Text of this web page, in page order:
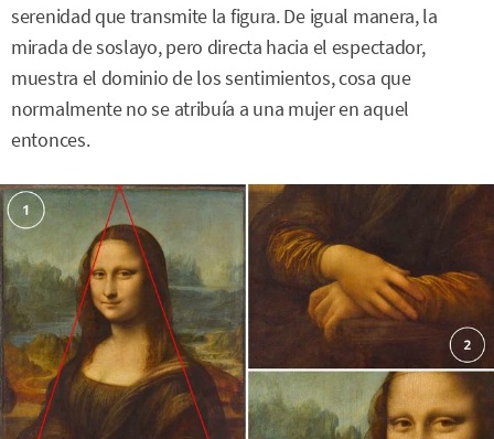
serenidad que transmite la figura. De igual manera, la
mirada de soslayo, pero directa hacia el espectador,
muestra el dominio de los sentimientos, cosa que
normalmente no se atribuía a una mujer en aquel
entonces.